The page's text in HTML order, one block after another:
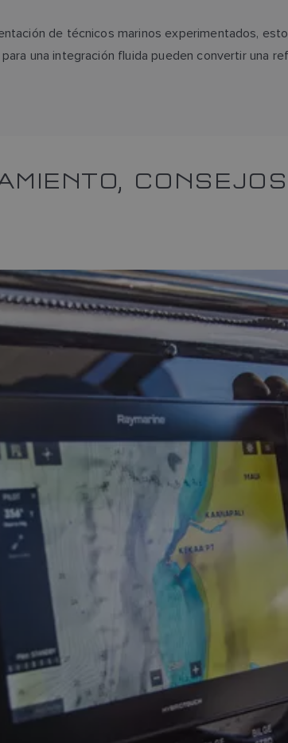
de técnicos marinos experimentados,
una integración fluida pueden convertir una